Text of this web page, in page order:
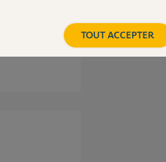
TOUT ACCEPTER